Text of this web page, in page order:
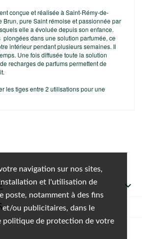
navigation sur nos sites,
et l'utilisation de
poste, notamment à des fins
ou publicitaires, dans le
politique de protection de votre
conçue et réalisée à Saint-Rémy-de-
Brun, pure Saint rémoise et passionnée par
elle a évoluée depuis son enfance.
plongées dans une solution parfumée, ce
intérieur pendant plusieurs semaines. Il
Une fois diffusée toute la solution
recharges de parfums permettent de
les tiges entre 2 utilisations pour une
